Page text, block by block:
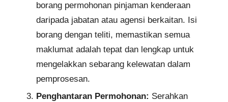
borang permohonan pinjaman kenderaan
daripada jabatan atau agensi berkaitan. Isi
borang dengan teliti, memastikan semua
maklumat adalah tepat dan lengkap untuk
mengelakkan sebarang kelewatan dalam
pemprosesan.
Penghantaran Permohonan: Serahkan